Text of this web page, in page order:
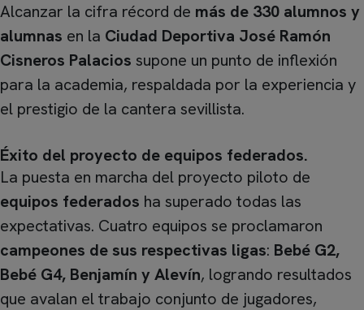
Alcanzar la cifra récord de más de 330 alumnos y
alumnas en la Ciudad Deportiva José Ramón
Cisneros Palacios supone un punto de inflexión
para la academia, respaldada por la experiencia y
el prestigio de la cantera sevillista.
Éxito del proyecto de equipos federados.
La puesta en marcha del proyecto piloto de
equipos federados ha superado todas las
expectativas. Cuatro equipos se proclamaron
campeones de sus respectivas ligas: Bebé G2,
Bebé G4, Benjamín y Alevín, logrando resultados
que avalan el trabajo conjunto de jugadores,